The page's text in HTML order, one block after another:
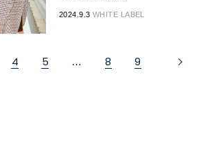
2024.9.3 WHITE LABEL
4 5 … 8 9